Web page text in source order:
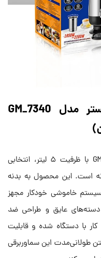
3- سماور برقی گلد مستر مدل GM_7340
سماور برقی گلد مستر مدل GM_7340 با ظرفیت ۵ لیتر، انتخابی
است. این محصول به بدنه
خاموشی خودکار مجهز
عایق و طراحی ضد
با دستگاه شده و قابلیت
طولانی‌مدت این سماوربرقی